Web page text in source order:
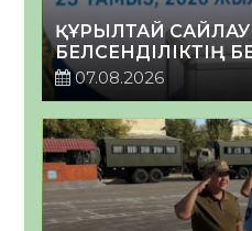
ҚҰРЫЛТАЙ
БЕЛСЕНДІЛІКТІҢ
07.08.2026